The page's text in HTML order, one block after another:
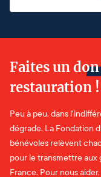
Faites un
restauration !
Peu à peu, dans
dégrade. La Fondation
bénévoles relèvent
pour le transmettre aux
France. Pour nous